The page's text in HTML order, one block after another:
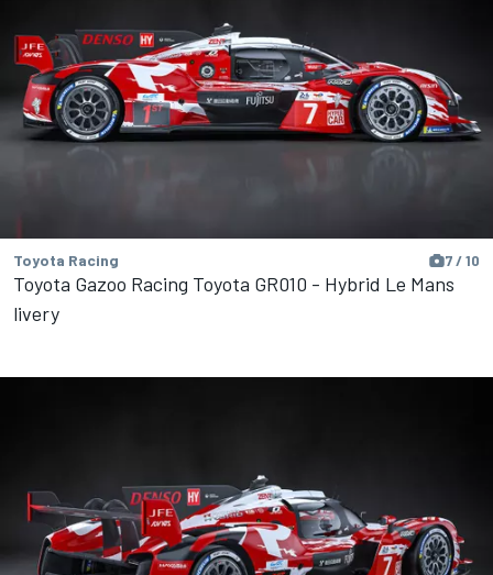
Toyota Racing 7 / 10
Toyota Gazoo Racing Toyota GR010 - Hybrid Le Mans
livery